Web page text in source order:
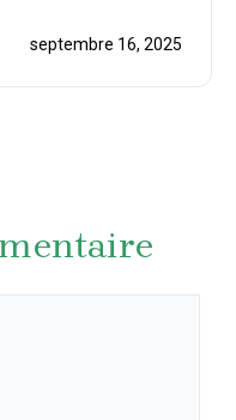
septembre 16, 2025